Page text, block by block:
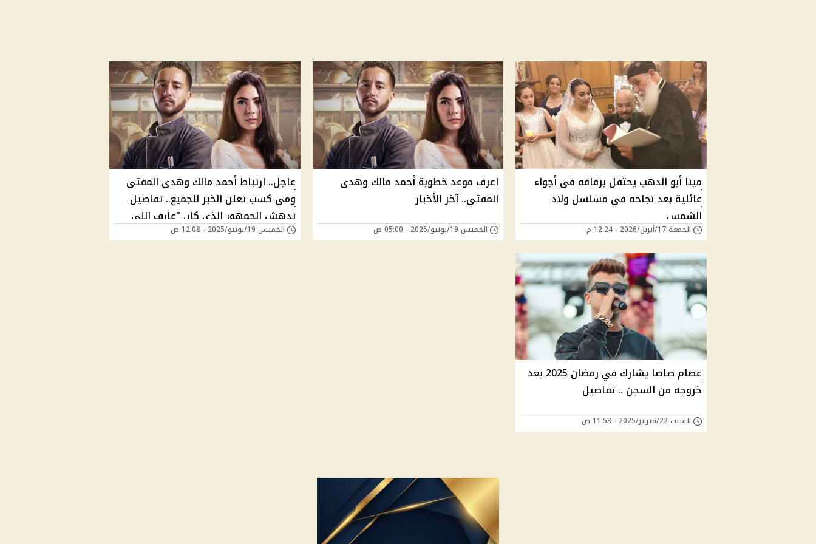
مينا أبو الدهب يحتفل بزفافه في أجواء
عائلية بعد نجاحه في مسلسل ولاد
الشمس
الجمعة 17/أبريل/2026 - 12:24 م
اعرف موعد خطوبة أحمد مالك وهدى
المفتي.. آخر الأخبار
الخميس 19/يونيو/2025 - 05:00 ص
عاجل.. ارتباط أحمد مالك وهدى المفتي
ومي كسب تعلن الخبر للجميع.. تفاصيل
تدهش الجمهور الذي كان "عارف اللي
فيها من بدري"!
الخميس 19/يونيو/2025 - 12:08 ص
عصام صاصا يشارك في رمضان 2025 بعد
خروجه من السجن .. تفاصيل
السبت 22/فبراير/2025 - 11:53 ص